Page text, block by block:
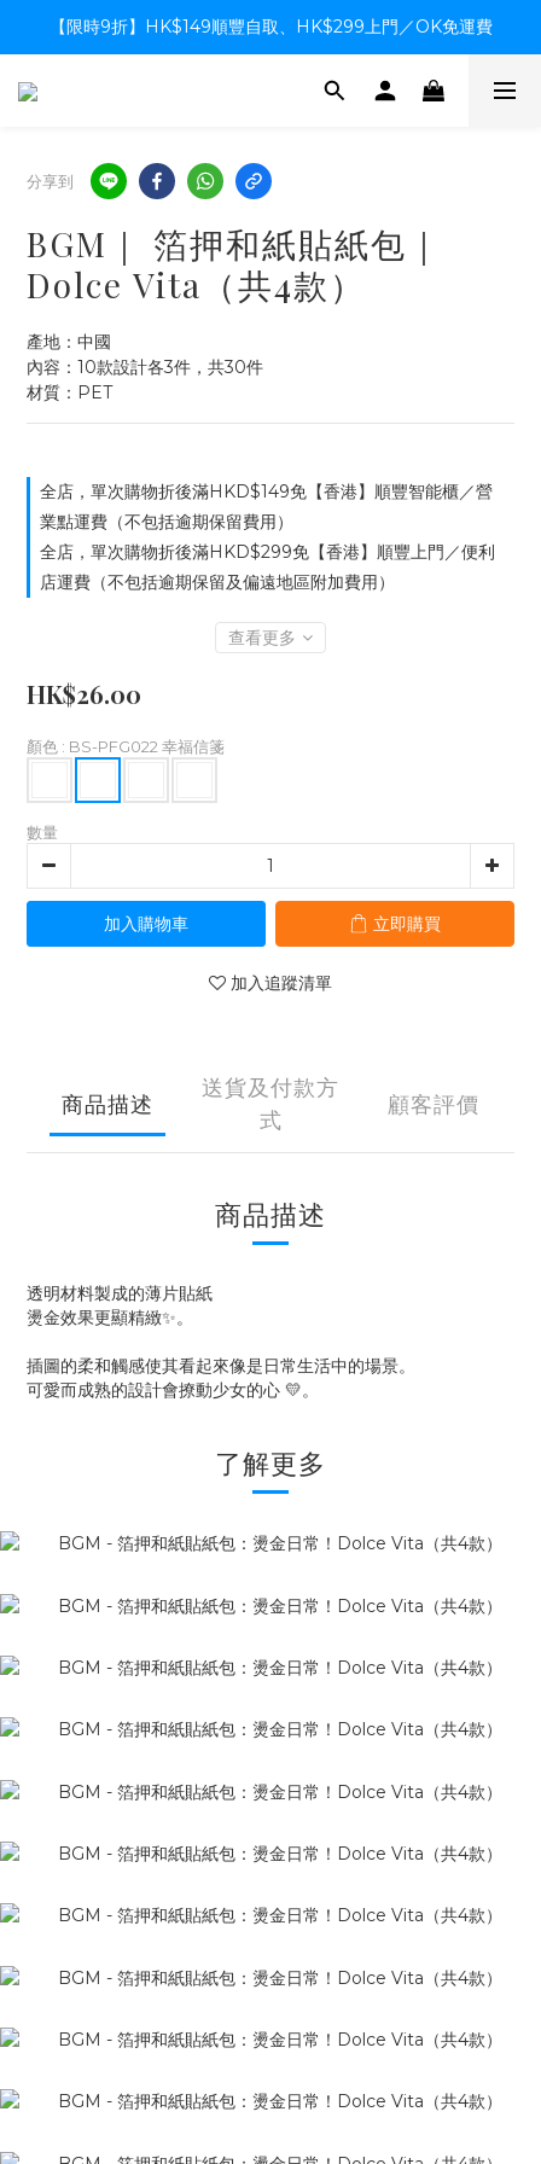
【限時9折】HK$149順豐自取、HK$299上門／OK免運費
【限時9折】HK$149順豐自取、HK$299上門／OK免運費
支付系統升級中，暫停信用卡支付至8月中，造成不便感謝諒解
分享到
BGM｜ 箔押和紙貼紙包｜
Dolce Vita（共4款）
產地：中國
內容：10款設計各3件，共30件
材質：PET
全店，單次購物折後滿HKD$149免【香港】順豐智能櫃／營
業點運費（不包括逾期保留費用）
全店，單次購物折後滿HKD$299免【香港】順豐上門／便利
店運費（不包括逾期保留及偏遠地區附加費用）
查看更多
HK$26.00
顏色 : BS-PFG022 幸福信箋
數量
加入購物車 立即購買
加入追蹤清單
商品描述
送貨及付款方
式
顧客評價
商品描述
透明材料製成的薄片貼紙
燙金效果更顯精緻✨。
插圖的柔和觸感使其看起來像是日常生活中的場景。
可愛而成熟的設計會撩動少女的心 💛。
了解更多